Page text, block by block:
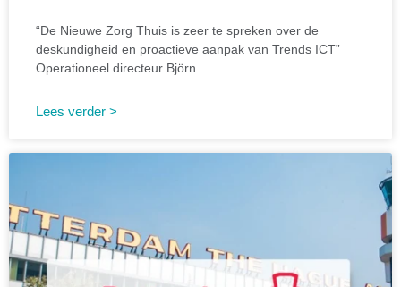
“De Nieuwe Zorg Thuis is zeer te spreken over de
deskundigheid en proactieve aanpak van Trends ICT”
Operationeel directeur Björn
Lees verder >